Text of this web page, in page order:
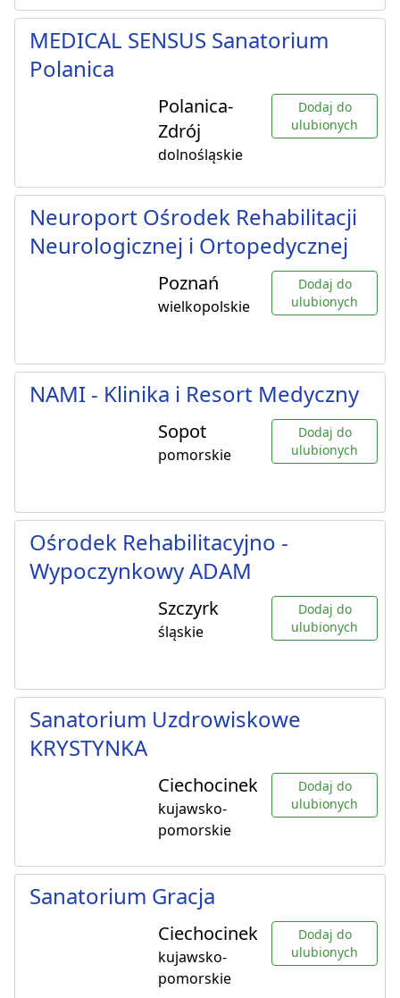
MEDICAL SENSUS Sanatorium
Polanica
Polanica-
Zdrój
dolnośląskie
Dodaj do
ulubionych
Neuroport Ośrodek Rehabilitacji
Neurologicznej i Ortopedycznej
Poznań
wielkopolskie
Dodaj do
ulubionych
NAMI - Klinika i Resort Medyczny
Sopot
pomorskie
Dodaj do
ulubionych
Ośrodek Rehabilitacyjno -
Wypoczynkowy ADAM
Szczyrk
śląskie
Dodaj do
ulubionych
Sanatorium Uzdrowiskowe
KRYSTYNKA
Ciechocinek
kujawsko-
pomorskie
Dodaj do
ulubionych
Sanatorium Gracja
Ciechocinek
kujawsko-
pomorskie
Dodaj do
ulubionych